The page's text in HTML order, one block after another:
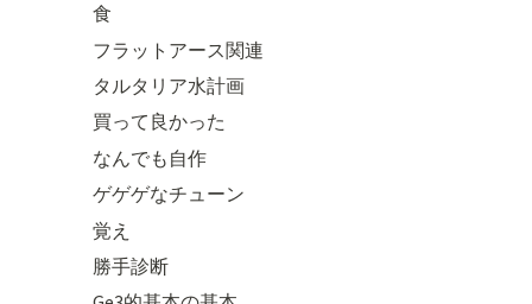
食
フラットアース関連
タルタリア水計画
買って良かった
なんでも自作
ゲゲゲなチューン
覚え
勝手診断